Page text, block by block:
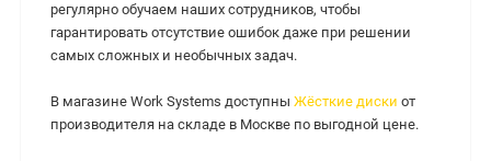
регулярно обучаем наших сотрудников, чтобы
гарантировать отсутствие ошибок даже при решении
самых сложных и необычных задач.
В магазине Work Systems доступны Жёсткие диски от
производителя на складе в Москве по выгодной цене.